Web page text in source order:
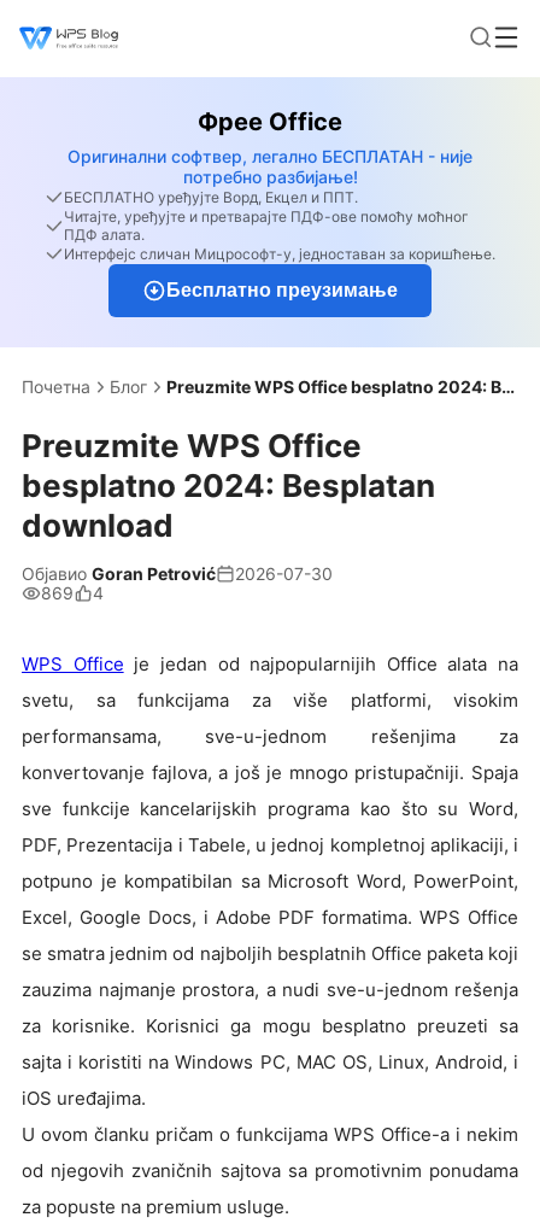
Фрее Office
Оригинални софтвер, легално БЕСПЛАТАН - није
потребно разбијање!
БЕСПЛАТНО уређујте Ворд, Екцел и ППТ.
Читајте, уређујте и претварајте ПДФ-ове помоћу моћног
ПДФ алата.
Интерфејс сличан Мицрософт-у, једноставан за коришћење.
Бесплатно преузимање
Почетна Блог Preuzmite WPS Office besplatno 2024: Besplatan download
Preuzmite WPS Office
besplatno 2024: Besplatan
download
Објавио Goran Petrović
2026-07-30
869
4
WPS Office je jedan od najpopularnijih Office alata na
svetu, sa funkcijama za više platformi, visokim
performansama, sve-u-jednom rešenjima za
konvertovanje fajlova, a još je mnogo pristupačniji. Spaja
sve funkcije kancelarijskih programa kao što su Word,
PDF, Prezentacija i Tabele, u jednoj kompletnoj aplikaciji, i
potpuno je kompatibilan sa Microsoft Word, PowerPoint,
Excel, Google Docs, i Adobe PDF formatima. WPS Office
se smatra jednim od najboljih besplatnih Office paketa koji
zauzima najmanje prostora, a nudi sve-u-jednom rešenja
za korisnike. Korisnici ga mogu besplatno preuzeti sa
sajta i koristiti na Windows PC, MAC OS, Linux, Android, i
iOS uređajima.
U ovom članku pričam o funkcijama WPS Office-a i nekim
od njegovih zvaničnih sajtova sa promotivnim ponudama
za popuste na premium usluge.